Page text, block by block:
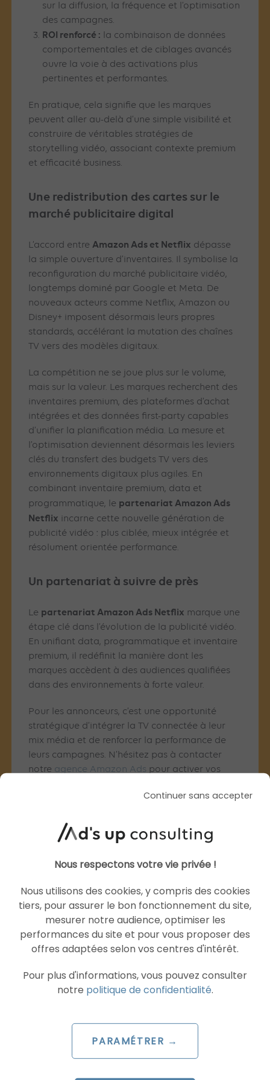
sur la diffusion, la fréquence et l’optimisation
des campagnes.
ROI renforcé : la combinaison de données
comportementales et de ciblages avancés
ouvre la voie à des activations plus
pertinentes et performantes.
En pratique, cela signifie que les marques
peuvent aller au-delà d’une simple visibilité et
construire de véritables stratégies de
storytelling vidéo, associant contexte premium
et efficacité business.
Une redistribution des cartes sur le
marché publicitaire digital
L’accord entreAmazon Ads et Netflix dépasse
la simple ouverture d’inventaires. Il symbolise la
reconfiguration du marché publicitaire vidéo,
longtemps dominé par Google et Meta. De
nouveaux acteurs comme Netflix, Amazon ou
Disney+ imposent désormais leurs propres
standards, accélérant la mutation des chaînes
TV vers des modèles digitaux.
La compétition ne se joue plus sur le volume,
mais sur la valeur. Les marques recherchent des
inventaires premium, des plateformes d’achat
intégrées et des données first-party capables
d’unifier la planification média. La mesure et
l’optimisation deviennent désormais les leviers
clés du transfert des budgets TV vers des
environnements digitaux plus agiles. En
combinant inventaire premium, data et
programmatique, le partenariat Amazon Ads
Netflix incarne cette nouvelle génération de
publicité vidéo : plus ciblée, mieux intégrée et
résolument orientée performance.
Un partenariat à suivre de près
Le partenariat Amazon Ads Netflix marque une
étape clé dans l’évolution de la publicité vidéo.
En unifiant data, programmatique et inventaire
premium, il redéfinit la manière dont les
marques accèdent à des audiences qualifiées
dans des environnements à forte valeur.
Pour les annonceurs, c’est une opportunité
stratégique d’intégrer la TV connectée à leur
mix média et de renforcer la performance de
leurs campagnes. N’hésitez pas à contacter
notre agence Amazon Ads pour activer vos
PROGRAMMATIQUE YOUTUBE ADS
Continuer sans accepter
Nous respectons votre vie privée !
Nous utilisons des cookies, y compris des cookies
tiers, pour assurer le bon fonctionnement du site,
mesurer notre audience, optimiser les
performances du site et pour vous proposer des
offres adaptées selon vos centres d'intérêt.
Pour plus d'informations, vous pouvez consulter
notre politique de confidentialité.
PARAMÉTRER →